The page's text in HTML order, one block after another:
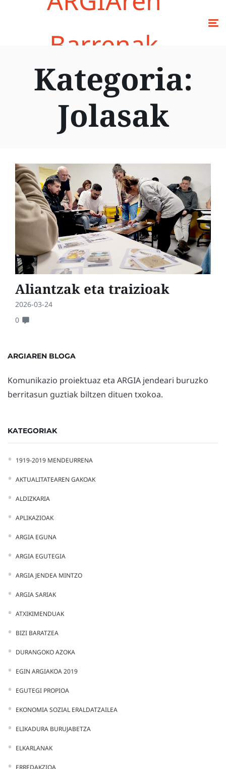
Barrenak
Kategoria:
Jolasak
Aliantzak eta traizioak
2026-03-24
0
ARGIAREN BLOGA
Komunikazio proiektuaz eta ARGIA jendeari buruzko
berritasun guztiak biltzen dituen txokoa.
KATEGORIAK
1919-2019 MENDEURRENA
AKTUALITATEAREN GAKOAK
ALDIZKARIA
APLIKAZIOAK
ARGIA EGUNA
ARGIA EGUTEGIA
ARGIA JENDEA MINTZO
ARGIA SARIAK
ATXIKIMENDUAK
BIZI BARATZEA
DURANGOKO AZOKA
EGIN ARGIAKOA 2019
EGUTEGI PROPIOA
EKONOMIA SOZIAL ERALDATZAILEA
ELIKADURA BURUJABETZA
ELKARLANAK
ERREDAKZIOA